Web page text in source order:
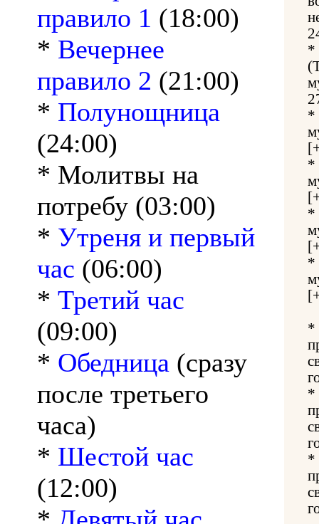
правило 1 (18:00)
* Вечернее
правило 2 (21:00)
* Полунощница
(24:00)
* Молитвы на
потребу (03:00)
* Утреня и первый
час (06:00)
* Третий час
(09:00)
* Обедница (сразу
после третьего
часа)
* Шестой час
(12:00)
*
*
*
*
*
*
*
*